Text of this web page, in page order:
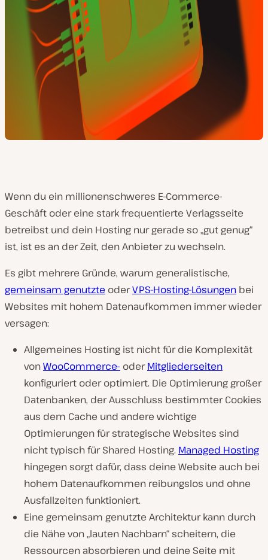
Wenn du ein millionenschweres E-Commerce-
Geschäft oder eine stark frequentierte Verlagsseite
betreibst und dein Hosting nur gerade so „gut genug“
ist, ist es an der Zeit, den Anbieter zu wechseln.
Es gibt mehrere Gründe, warum generalistische,
gemeinsam genutzte oderVPS-Hosting-Lösungen bei
Websites mit hohem Datenaufkommen immer wieder
versagen:
Allgemeines Hosting ist nicht für die Komplexität
vonWooCommerce- oderMitgliederseiten
konfiguriert oder optimiert. Die Optimierung großer
Datenbanken, der Ausschluss bestimmter Cookies
aus dem Cache und andere wichtige
Optimierungen für strategische Websites sind
nicht typisch für Shared Hosting. Managed Hosting
hingegen sorgt dafür, dass deine Website auch bei
hohem Datenaufkommen reibungslos und ohne
Ausfallzeiten funktioniert.
Eine gemeinsam genutzte Architektur kann durch
die Nähe von „lauten Nachbarn“ scheitern, die
Ressourcen absorbieren und deine Seite mit